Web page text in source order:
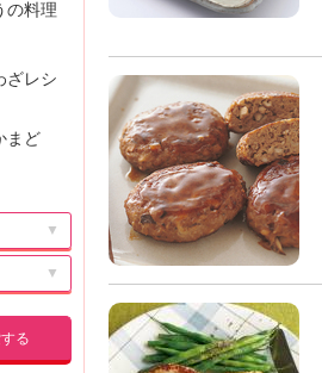
の料理
ざレシ
まど
▼
▼
る